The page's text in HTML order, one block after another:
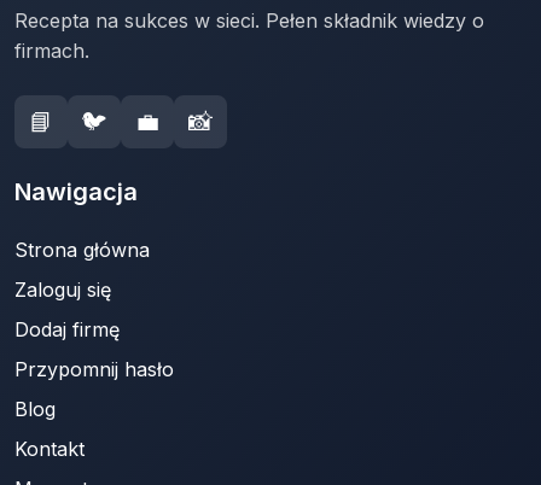
Recepta na sukces w sieci. Pełen składnik wiedzy o
firmach.
📘 🐦 💼 📸
Nawigacja
Strona główna
Zaloguj się
Dodaj firmę
Przypomnij hasło
Blog
Kontakt